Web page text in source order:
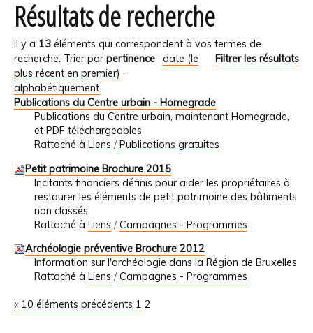
Résultats de recherche
Il y a 13 éléments qui correspondent à vos termes de
recherche.
Filtrer les résultats
Trier par pertinence · date (le
plus récent en premier) ·
alphabétiquement
Publications du Centre urbain - Homegrade
Publications du Centre urbain, maintenant Homegrade,
et PDF téléchargeables
Rattaché à Liens /Publications gratuites
Petit patrimoine Brochure 2015
Incitants financiers définis pour aider les propriétaires à
restaurer les éléments de petit patrimoine des bâtiments
non classés.
Rattaché à Liens /Campagnes - Programmes
Archéologie préventive Brochure 2012
Information sur l'archéologie dans la Région de Bruxelles
Rattaché à Liens /Campagnes - Programmes
« 10 éléments précédents 1 2